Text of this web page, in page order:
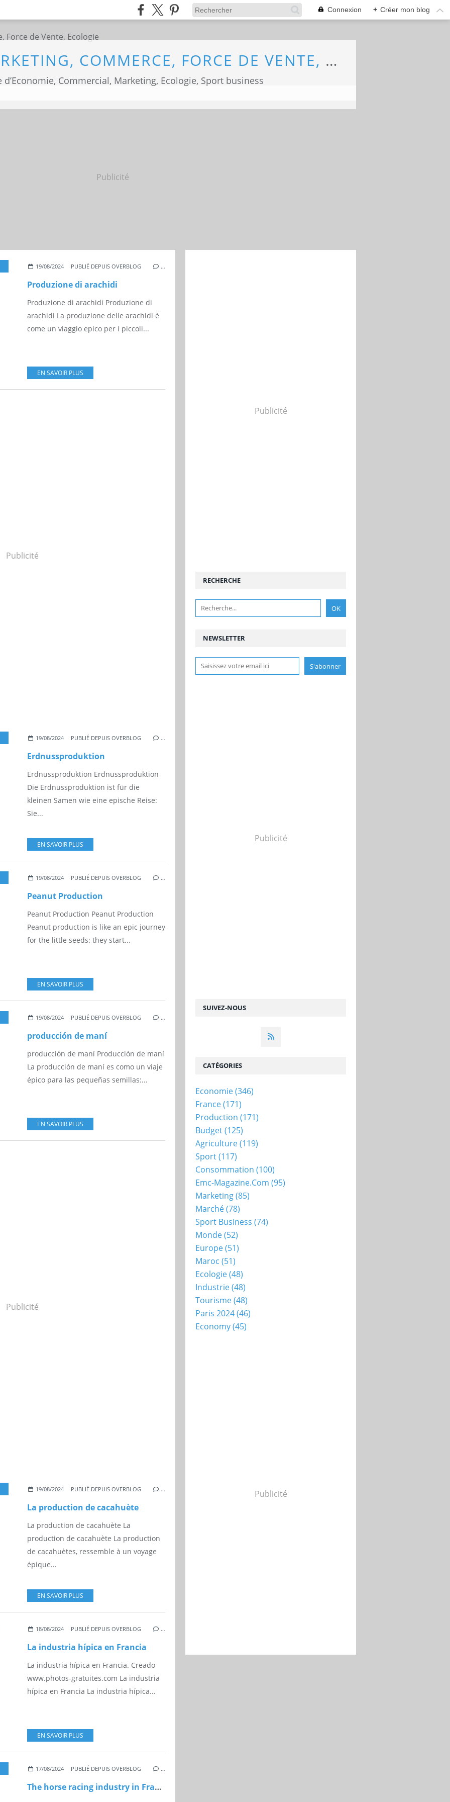
Connexion + Créer mon blog
ECONOMIE, MARKETING, COMMERCE, FORCE DE VENTE, ECOLOGIE
d’Economie, Commercial, Marketing, Ecologie, Sport business
Publicité
19/08/2024 PUBLIÉ DEPUIS OVERBLOG …
Produzione di arachidi
Produzione di arachidi Produzione di
arachidi La produzione delle arachidi è
come un viaggio epico per i piccoli...
EN SAVOIR PLUS
Publicité
ERDNUSS, WELT,VOLKSWIRTSCHAFT
19/08/2024 PUBLIÉ DEPUIS OVERBLOG …
Erdnussproduktion
Erdnussproduktion Erdnussproduktion
Die Erdnussproduktion ist für die
kleinen Samen wie eine epische Reise:
Sie...
EN SAVOIR PLUS
19/08/2024 PUBLIÉ DEPUIS OVERBLOG …
Peanut Production
Peanut Production Peanut Production
Peanut production is like an epic journey
for the little seeds: they start...
EN SAVOIR PLUS
19/08/2024 PUBLIÉ DEPUIS OVERBLOG …
producción de maní
producción de maní Producción de maní
La producción de maní es como un viaje
épico para las pequeñas semillas:...
EN SAVOIR PLUS
Publicité
, AGRICULTURE,CULTURE
19/08/2024 PUBLIÉ DEPUIS OVERBLOG …
La production de cacahuète
La production de cacahuète La
production de cacahuète La production
de cacahuètes, ressemble à un voyage
épique...
EN SAVOIR PLUS
18/08/2024 PUBLIÉ DEPUIS OVERBLOG …
La industria hípica en Francia
La industria hípica en Francia. Creado
www.photos-gratuites.com La industria
hípica en Francia La industria hípica...
EN SAVOIR PLUS
,ECONOMY
17/08/2024 PUBLIÉ DEPUIS OVERBLOG …
The horse racing industry in France
Publicité
NEWSLETTER
SUIVEZ-NOUS
RECHERCHE
Publicité
CATÉGORIES
Economie(346)
France(171)
Production (171)
Budget(125)
Agriculture(119)
Sport(117)
Consommation (100)
Emc-Magazine.com (95)
Marketing(85)
Marché(78)
Sport Business (74)
Monde(52)
Europe(51)
Maroc (51)
Ecologie(48)
Industrie(48)
Tourisme(48)
Paris 2024(46)
Economy(45)
Publicité